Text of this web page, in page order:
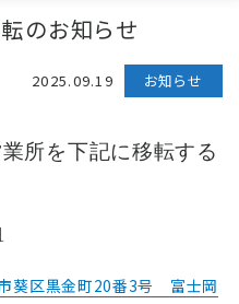
のお知らせ
2025.09.19 お知らせ
所を下記に移転する
葵区黒金町20番3号 富士岡